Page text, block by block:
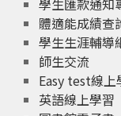
學生匯款通知
體適能成績查
學生生涯輔導
師生交流
Easy test線上
英語線上學習